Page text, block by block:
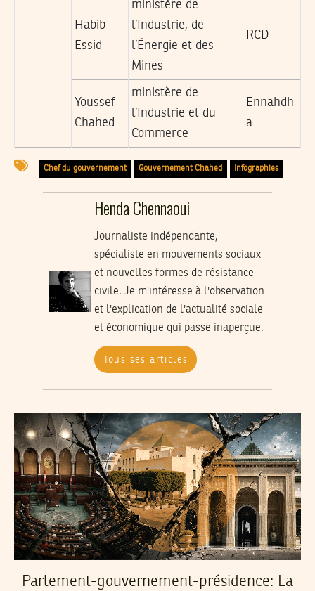
Habib
Essid
ministère de
l’Industrie, de
l’Énergie et des
Mines
RCD
Youssef
Chahed
ministère de
l’Industrie et du
Commerce
Ennahdh
a
Chef du gouvernement Gouvernement Chahed Infographies
Henda Chennaoui
Journaliste indépendante,
spécialiste en mouvements sociaux
et nouvelles formes de résistance
civile. Je m'intéresse à l'observation
et l'explication de l'actualité sociale
et économique qui passe inaperçue.
Tous ses articles
Parlement-gouvernement-présidence: La